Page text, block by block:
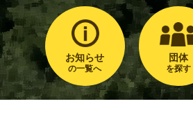
お知らせ
の一覧へ
団体
を探す